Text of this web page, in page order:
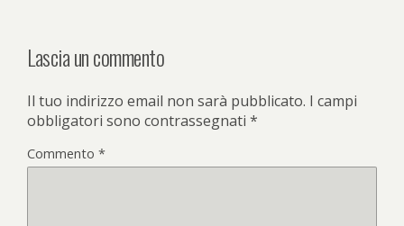
Lascia un commento
Il tuo indirizzo email non sarà pubblicato. I campi
obbligatori sono contrassegnati *
Commento *